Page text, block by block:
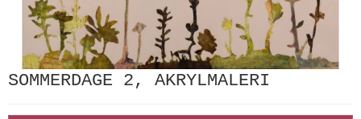
SOMMERDAGE 2, AKRYLMALERI